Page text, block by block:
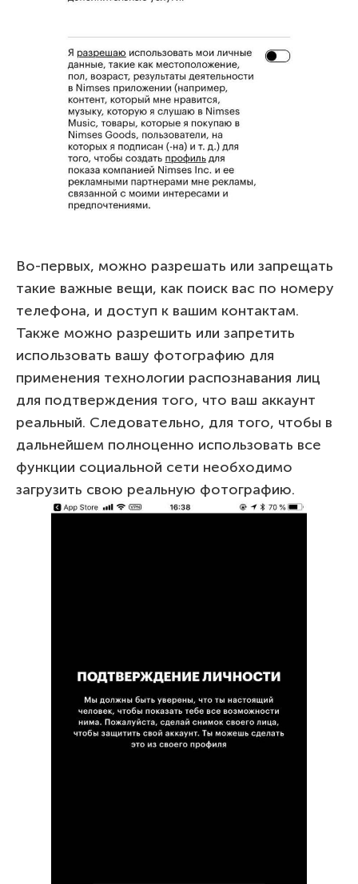
Во-первых, можно разрешать или запрещать
такие важные вещи, как поиск вас по номеру
телефона, и доступ к вашим контактам.
Также можно разрешить или запретить
использовать вашу фотографию для
применения технологии распознавания лиц
для подтверждения того, что ваш аккаунт
реальный. Следовательно, для того, чтобы в
дальнейшем полноценно использовать все
функции социальной сети необходимо
загрузить свою реальную фотографию.